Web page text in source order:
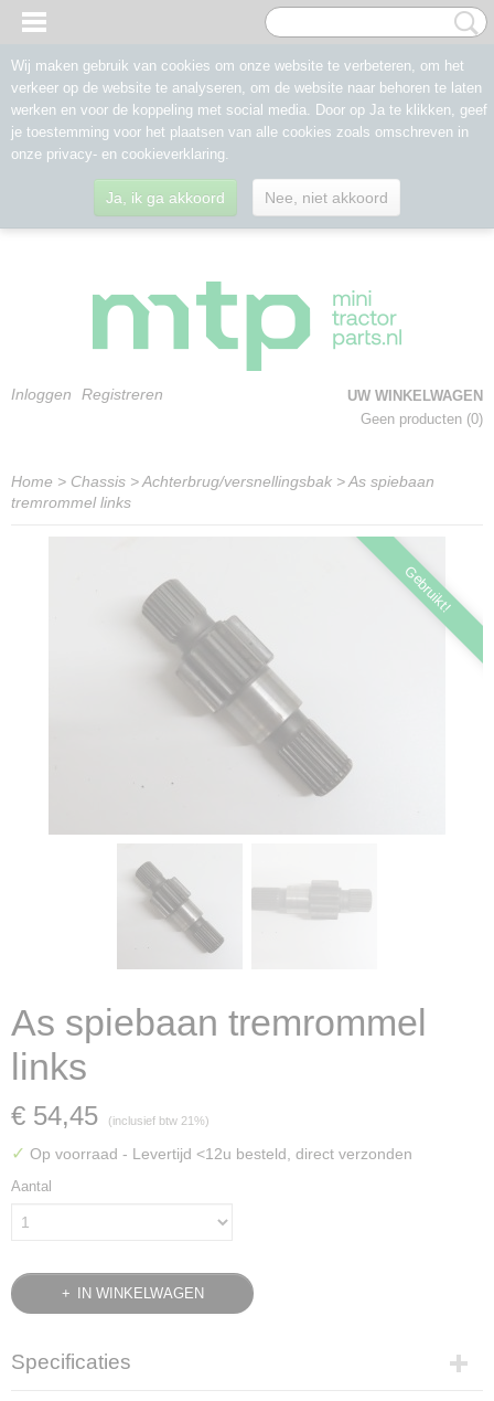
Inloggen Registreren
UW WINKELWAGEN
Geen producten (0)
Home > Chassis >Achterbrug/versnellingsbak >As spiebaan
tremrommel links
Gebruikt!
As spiebaan tremrommel
links
€ 54,45 (inclusief btw 21%)
✓ Op voorraad - Levertijd <12u besteld, direct verzonden
Aantal
IN WINKELWAGEN
Specificaties
Wij maken gebruik van cookies om onze website te verbeteren, om het
verkeer op de website te analyseren, om de website naar behoren te laten
werken en voor de koppeling met social media. Door op Ja te klikken, geef
je toestemming voor het plaatsen van alle cookies zoals omschreven in
onze privacy- en cookieverklaring.
Ja, ik ga akkoord Nee, niet akkoord